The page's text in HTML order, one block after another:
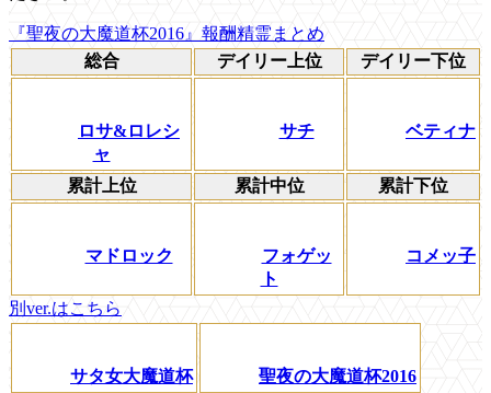
『聖夜の大魔道杯2016』報酬精霊まとめ
総合
デイリー上位 デイリー下位
ロサ&ロレシ
ャ
サチ ベティナ
累計上位 累計中位 累計下位
マドロック
フォゲッ
ト
コメッ子
別ver.はこちら
サタ女大魔道杯 聖夜の大魔道杯2016